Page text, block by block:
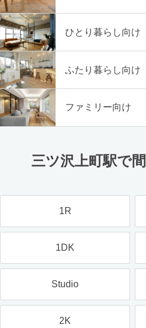
ひとり暮らし向け
ふたり暮らし向け
ファミリー向け
三ツ沢上町駅で
1R
1DK
Studio
2K